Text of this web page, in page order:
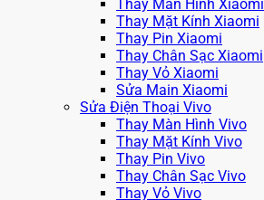
Thay Màn Hình Xiaomi
Thay Mặt Kính Xiaomi
Thay Pin Xiaomi
Thay Chân Sạc Xiaomi
Thay Vỏ Xiaomi
Sửa Main Xiaomi
Sửa Điện Thoại Vivo
Thay Màn Hình Vivo
Thay Mặt Kính Vivo
Thay Pin Vivo
Thay Chân Sạc Vivo
Thay Vỏ Vivo